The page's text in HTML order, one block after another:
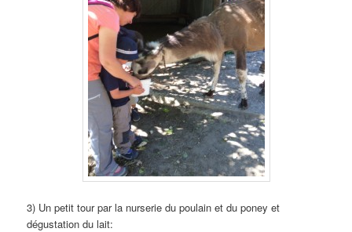
3) Un petit tour par la nurserie du poulain et du poney et
dégustation du lait: